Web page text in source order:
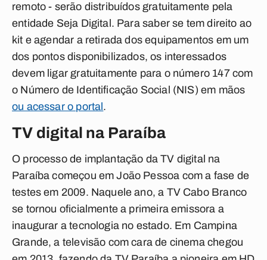
remoto - serão distribuídos gratuitamente pela
entidade Seja Digital. Para saber se tem direito ao
kit e agendar a retirada dos equipamentos em um
dos pontos disponibilizados, os interessados
devem ligar gratuitamente para o número 147 com
o Número de Identificação Social (NIS) em mãos
ou acessar o portal .
TV digital na Paraíba
O processo de implantação da TV digital na
Paraíba começou em João Pessoa com a fase de
testes em 2009. Naquele ano, a TV Cabo Branco
se tornou oficialmente a primeira emissora a
inaugurar a tecnologia no estado. Em Campina
Grande, a televisão com cara de cinema chegou